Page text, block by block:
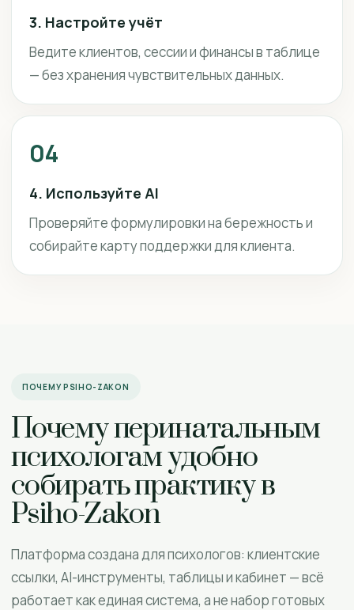
3. Настройте учёт
Ведите клиентов, сессии и финансы в таблице
— без хранения чувствительных данных.
04
4. Используйте AI
Проверяйте формулировки на бережность и
собирайте карту поддержки для клиента.
ПОЧЕМУ PSIHO-ZAKON
Почему перинатальным
психологам удобно
собирать практику в
Psiho-Zakon
Платформа создана для психологов: клиентские
ссылки, AI-инструменты, таблицы и кабинет — всё
работает как единая система, а не набор готовых